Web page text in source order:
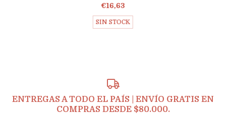
€16,63
SIN STOCK
ENTREGAS A TODO EL PAÍS | ENVÍO GRATIS EN
COMPRAS DESDE $80.000.